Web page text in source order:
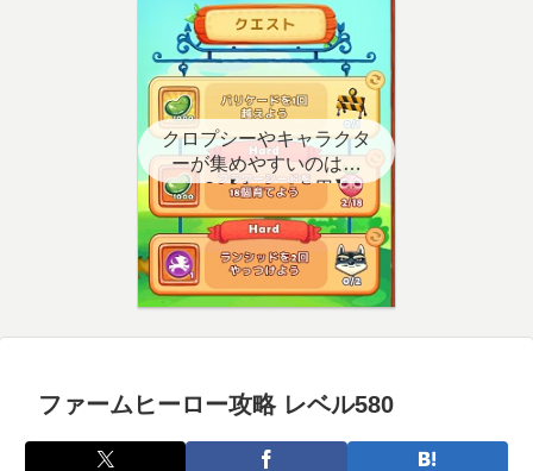
クロプシーやキャラクタ
ーが集めやすいのはど
こ？【クエスト用】
ファームヒーロー攻略 レベル580